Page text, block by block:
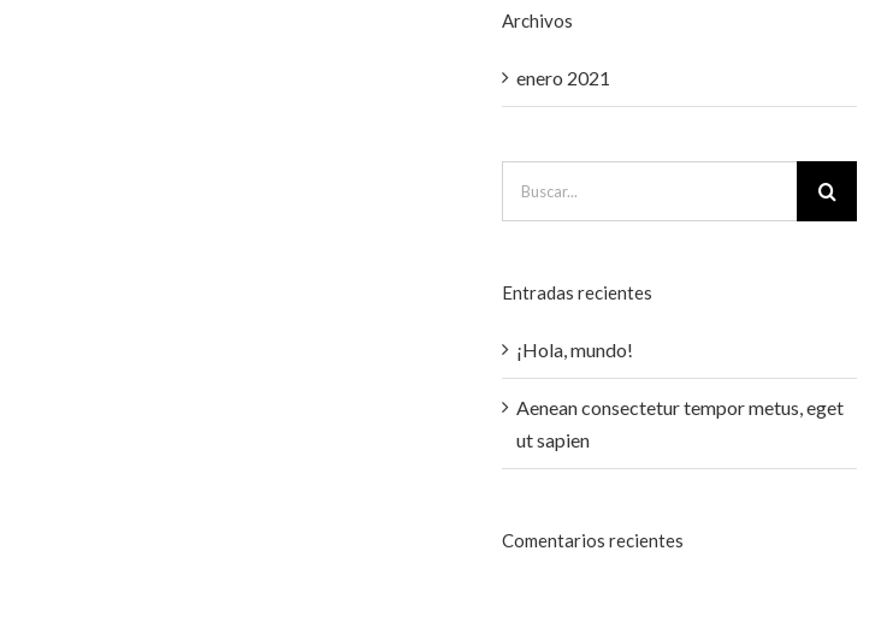
Archivos
enero 2021
Entradas recientes
¡Hola, mundo!
Aenean consectetur tempor metus, eget
ut sapien
Comentarios recientes